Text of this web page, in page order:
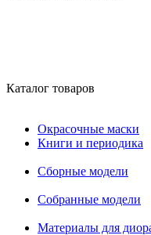
Каталог товаров
Окрасочные маски
Книги и периодика
Сборные модели
Собранные модели
Материалы для